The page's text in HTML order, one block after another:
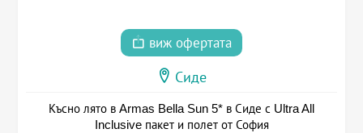
виж офертата
Сиде
Късно лято в Armas Bella Sun 5* в Сиде с Ultra All
Inclusive пакет и полет от София